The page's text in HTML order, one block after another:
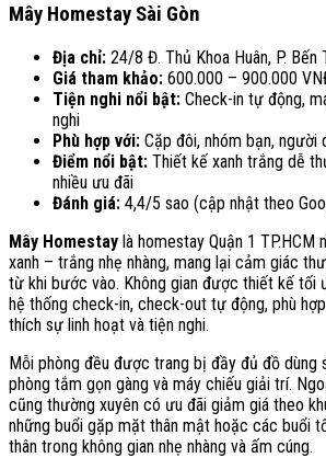
Mây Homestay Sài Gòn
Địa chỉ: 24/8 Đ. Thủ Khoa Huân, P. Bến
Giá tham khảo: 600.000 – 900.000
Tiện nghi nổi bật: Check-in tự động,
nghi
Phù hợp với: Cặp đôi, nhóm bạn, người
Điểm nổi bật: Thiết kế xanh trắng dễ
nhiều ưu đãi
Đánh giá: 4,4/5 sao (cập nhật theo
Mây Homestay là homestay Quận 1 TP.HCM
xanh – trắng nhẹ nhàng, mang lại cảm giác
từ khi bước vào. Không gian được thiết kế tối
hệ thống check-in, check-out tự động, phù
thích sự linh hoạt và tiện nghi.
Mỗi phòng đều được trang bị đầy đủ đồ dùng
phòng tắm gọn gàng và máy chiếu giải trí.
cũng thường xuyên có ưu đãi giảm giá theo
những buổi gặp mặt thân mật hoặc các buổi
thân trong không gian nhẹ nhàng và ấm cúng.